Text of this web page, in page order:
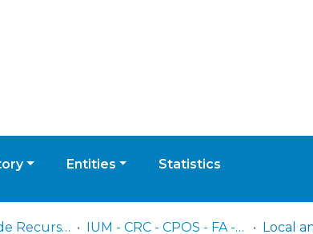
Entities Statistics
IUM - Centro de Recursos de Conhecimento IUM - CRC - CPOS - FA - Trabalhos de Investigação Individual